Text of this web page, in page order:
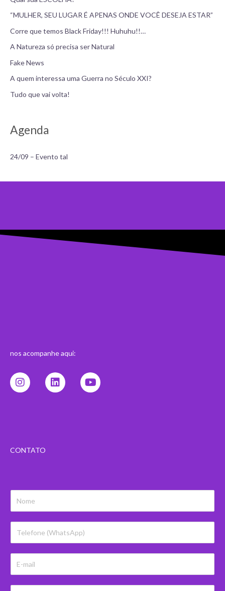
“MULHER, SEU LUGAR É APENAS ONDE VOCÊ DESEJA ESTAR”
Corre que temos Black Friday!!! Huhuhu!!…
A Natureza só precisa ser Natural
Fake News
A quem interessa uma Guerra no Século XXI?
Tudo que vai volta!
Agenda
24/09 – Evento tal
nos acompanhe aqui:
InstagramLinkedinYoutube
CONTATO